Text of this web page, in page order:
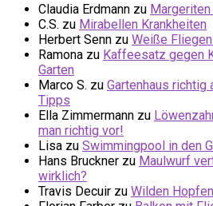
Claudia Erdmann zu
C.S. zu Mirabellen Krankheiten
Herbert Senn zu Weiße
Ramona zu Kaffeesatz gegen
Garten
Marco S. zu Gartenhaus richtig
Tipps
Ella Zimmermann zu
man richtig vor!
Lisa zu Swimmingpool in den
Hans Bruckner zu Maulwurf
wirklich?
Travis Decuir zu Wilden